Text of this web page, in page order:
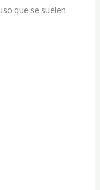
que se suelen